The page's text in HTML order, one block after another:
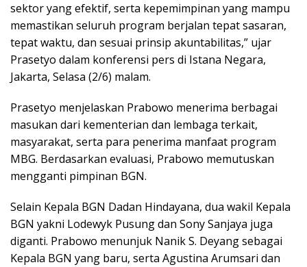
sektor yang efektif, serta kepemimpinan yang mampu
memastikan seluruh program berjalan tepat sasaran,
tepat waktu, dan sesuai prinsip akuntabilitas,” ujar
Prasetyo dalam konferensi pers di Istana Negara,
Jakarta, Selasa (2/6) malam.
Prasetyo menjelaskan Prabowo menerima berbagai
masukan dari kementerian dan lembaga terkait,
masyarakat, serta para penerima manfaat program
MBG. Berdasarkan evaluasi, Prabowo memutuskan
mengganti pimpinan BGN.
Selain Kepala BGN Dadan Hindayana, dua wakil Kepala
BGN yakni Lodewyk Pusung dan Sony Sanjaya juga
diganti. Prabowo menunjuk Nanik S. Deyang sebagai
Kepala BGN yang baru, serta Agustina Arumsari dan